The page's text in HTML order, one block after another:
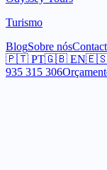
Turismo
BlogSobre nós
🇵🇹 PT🇬🇧 EN
935 315 306